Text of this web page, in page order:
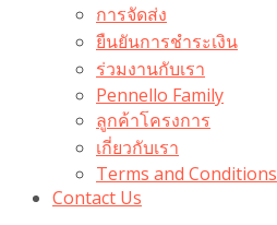
การจัดส่ง
ยืนยันการชำระเงิน
ร่วมงานกับเรา
Pennello Family
ลูกค้าโครงการ
เกี่ยวกับเรา
Terms and Conditions
Contact Us